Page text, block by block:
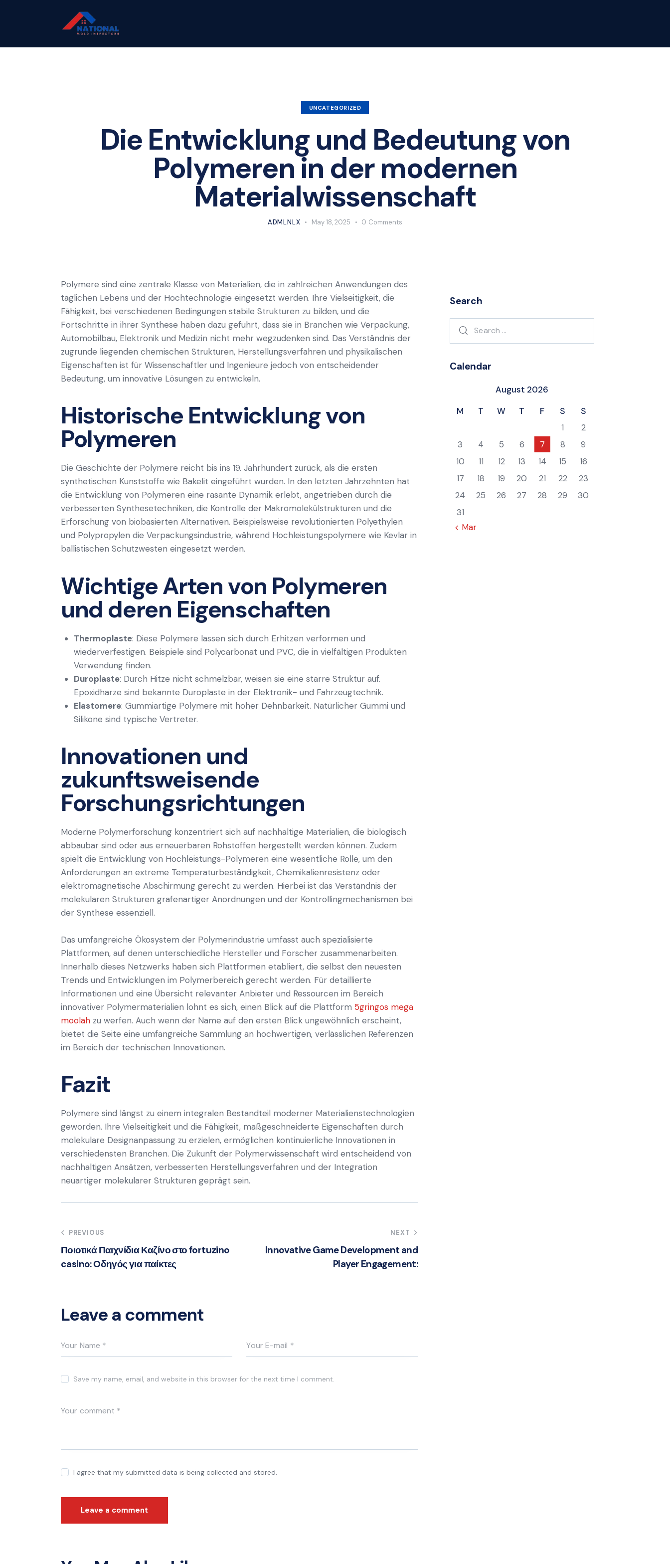
UNCATEGORIZED
Die Entwicklung und Bedeutung von
Polymeren in der modernen
Materialwissenschaft
ADMLNLX May 18, 2025 0 Comments
Polymere sind eine zentrale Klasse von Materialien, die in zahlreichen Anwendungen des
täglichen Lebens und der Hochtechnologie eingesetzt werden. Ihre Vielseitigkeit, die
Fähigkeit, bei verschiedenen Bedingungen stabile Strukturen zu bilden, und die
Fortschritte in ihrer Synthese haben dazu geführt, dass sie in Branchen wie Verpackung,
Automobilbau, Elektronik und Medizin nicht mehr wegzudenken sind. Das Verständnis der
zugrunde liegenden chemischen Strukturen, Herstellungsverfahren und physikalischen
Eigenschaften ist für Wissenschaftler und Ingenieure jedoch von entscheidender
Bedeutung, um innovative Lösungen zu entwickeln.
Historische Entwicklung von
Polymeren
Die Geschichte der Polymere reicht bis ins 19. Jahrhundert zurück, als die ersten
synthetischen Kunststoffe wie Bakelit eingeführt wurden. In den letzten Jahrzehnten hat
die Entwicklung von Polymeren eine rasante Dynamik erlebt, angetrieben durch die
verbesserten Synthesetechniken, die Kontrolle der Makromolekülstrukturen und die
Erforschung von biobasierten Alternativen. Beispielsweise revolutionierten Polyethylen
und Polypropylen die Verpackungsindustrie, während Hochleistungspolymere wie Kevlar in
ballistischen Schutzwesten eingesetzt werden.
Wichtige Arten von Polymeren
und deren Eigenschaften
Thermoplaste: Diese Polymere lassen sich durch Erhitzen verformen und
wiederverfestigen. Beispiele sind Polycarbonat und PVC, die in vielfältigen Produkten
Verwendung finden.
Duroplaste: Durch Hitze nicht schmelzbar, weisen sie eine starre Struktur auf.
Epoxidharze sind bekannte Duroplaste in der Elektronik- und Fahrzeugtechnik.
Elastomere: Gummiartige Polymere mit hoher Dehnbarkeit. Natürlicher Gummi und
Silikone sind typische Vertreter.
Innovationen und
zukunftsweisende
Forschungsrichtungen
Moderne Polymerforschung konzentriert sich auf nachhaltige Materialien, die biologisch
abbaubar sind oder aus erneuerbaren Rohstoffen hergestellt werden können. Zudem
spielt die Entwicklung von Hochleistungs-Polymeren eine wesentliche Rolle, um den
Anforderungen an extreme Temperaturbeständigkeit, Chemikalienresistenz oder
elektromagnetische Abschirmung gerecht zu werden. Hierbei ist das Verständnis der
molekularen Strukturen grafenartiger Anordnungen und der Kontrollingmechanismen bei
der Synthese essenziell.
Das umfangreiche Ökosystem der Polymerindustrie umfasst auch spezialisierte
Plattformen, auf denen unterschiedliche Hersteller und Forscher zusammenarbeiten.
Innerhalb dieses Netzwerks haben sich Plattformen etabliert, die selbst den neuesten
Trends und Entwicklungen im Polymerbereich gerecht werden. Für detaillierte
Informationen und eine Übersicht relevanter Anbieter und Ressourcen im Bereich
innovativer Polymermaterialien lohnt es sich, einen Blick auf die Plattform 5gringos mega
moolah zu werfen. Auch wenn der Name auf den ersten Blick ungewöhnlich erscheint,
bietet die Seite eine umfangreiche Sammlung an hochwertigen, verlässlichen Referenzen
im Bereich der technischen Innovationen.
Fazit
Polymere sind längst zu einem integralen Bestandteil moderner Materialienstechnologien
geworden. Ihre Vielseitigkeit und die Fähigkeit, maßgeschneiderte Eigenschaften durch
molekulare Designanpassung zu erzielen, ermöglichen kontinuierliche Innovationen in
verschiedensten Branchen. Die Zukunft der Polymerwissenschaft wird entscheidend von
nachhaltigen Ansätzen, verbesserten Herstellungsverfahren und der Integration
neuartiger molekularer Strukturen geprägt sein.
Post
navigation
PREVIOUS
Ποιοτικά Παιχνίδια Καζίνο στο fortuzino
casino: Οδηγός για παίκτες
NEXT
Innovative Game Development and
Player Engagement:
Leave a comment
Save my name, email, and website in this browser for the next time I comment.
I agree that my submitted data is being collected and stored.
Search
Search
Calendar
August 2026
M
T W T F S
S
1
2
3
4 5 6 7 8
9
10
11 12 13 14 15
16
17
18 19 20 21 22
23
24
25 26 27 28 29
30
31
« Mar